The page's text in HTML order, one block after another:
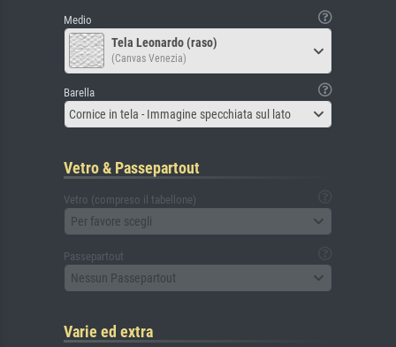
Medio
Tela Leonardo (raso)
(Canvas Venezia)
Barella
Cornice in tela - Immagine specchiata sul lato
Vetro & Passepartout
Vetro (compreso il tabellone)
Per favore scegli
Passepartout
Nessun Passepartout
Varie ed extra